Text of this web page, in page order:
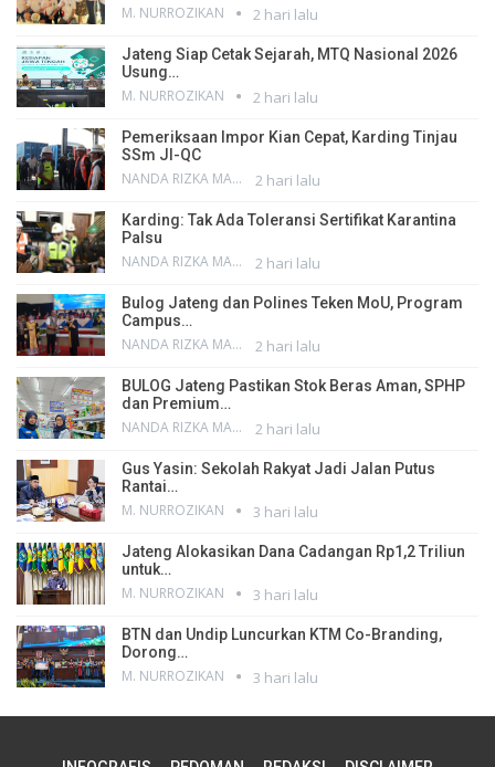
M. NURROZIKAN 2 hari lalu
Jateng Siap Cetak Sejarah, MTQ Nasional 2026
Usung…
M. NURROZIKAN 2 hari lalu
Pemeriksaan Impor Kian Cepat, Karding Tinjau
SSm JI-QC
NANDA RIZKA MAHENDRA 2 hari lalu
Karding: Tak Ada Toleransi Sertifikat Karantina
Palsu
NANDA RIZKA MAHENDRA 2 hari lalu
Bulog Jateng dan Polines Teken MoU, Program
Campus…
NANDA RIZKA MAHENDRA 2 hari lalu
BULOG Jateng Pastikan Stok Beras Aman, SPHP
dan Premium…
NANDA RIZKA MAHENDRA 2 hari lalu
Gus Yasin: Sekolah Rakyat Jadi Jalan Putus
Rantai…
M. NURROZIKAN 3 hari lalu
Jateng Alokasikan Dana Cadangan Rp1,2 Triliun
untuk…
M. NURROZIKAN 3 hari lalu
BTN dan Undip Luncurkan KTM Co-Branding,
Dorong…
M. NURROZIKAN 3 hari lalu